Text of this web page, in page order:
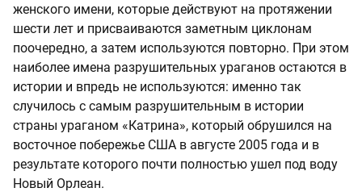
женского имени, которые действуют на протяжении
шести лет и присваиваются заметным циклонам
поочередно, а затем используются повторно. При этом
наиболее имена разрушительных ураганов остаются в
истории и впредь не используются: именно так
случилось с самым разрушительным в истории
страны ураганом «Катрина», который обрушился на
восточное побережье США в августе 2005 года и в
результате которого почти полностью ушел под воду
Новый Орлеан.